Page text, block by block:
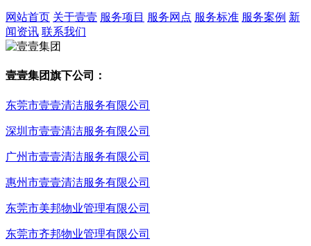
网站首页 关于壹壹 服务项目 服务网点 服务标准 服务案例 新
闻资讯 联系我们
壹壹集团旗下公司：
东莞市壹壹清洁服务有限公司
深圳市壹壹清洁服务有限公司
广州市壹壹清洁服务有限公司
惠州市壹壹清洁服务有限公司
东莞市美邦物业管理有限公司
东莞市齐邦物业管理有限公司